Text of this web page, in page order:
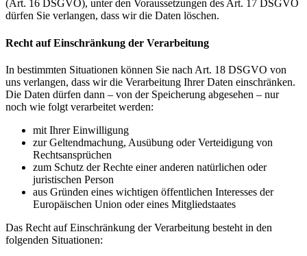
(Art. 16 DSGVO), unter den Voraussetzungen des Art. 17 DSGVO
dürfen Sie verlangen, dass wir die Daten löschen.
Recht auf Einschränkung der Verarbeitung
In bestimmten Situationen können Sie nach Art. 18 DSGVO von
uns verlangen, dass wir die Verarbeitung Ihrer Daten einschränken.
Die Daten dürfen dann – von der Speicherung abgesehen – nur
noch wie folgt verarbeitet werden:
mit Ihrer Einwilligung
zur Geltendmachung, Ausübung oder Verteidigung von
Rechtsansprüchen
zum Schutz der Rechte einer anderen natürlichen oder
juristischen Person
aus Gründen eines wichtigen öffentlichen Interesses der
Europäischen Union oder eines Mitgliedstaates
Das Recht auf Einschränkung der Verarbeitung besteht in den
folgenden Situationen: